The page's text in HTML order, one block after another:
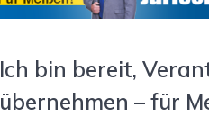
Ich bin bereit,
übernehmen – für